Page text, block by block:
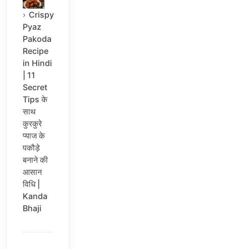
Crispy
Pyaz
Pakoda
Recipe
in Hindi
| 11
Secret
Tips के
साथ
कुरकुरे
प्याज के
पकौड़े
बनाने की
आसान
विधि |
Kanda
Bhaji